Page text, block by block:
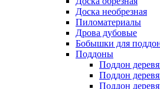
Доска необрезная
Пиломатериалы
Дрова дубовые
Бобышки для
Поддоны
Поддон
Поддон
Поддон